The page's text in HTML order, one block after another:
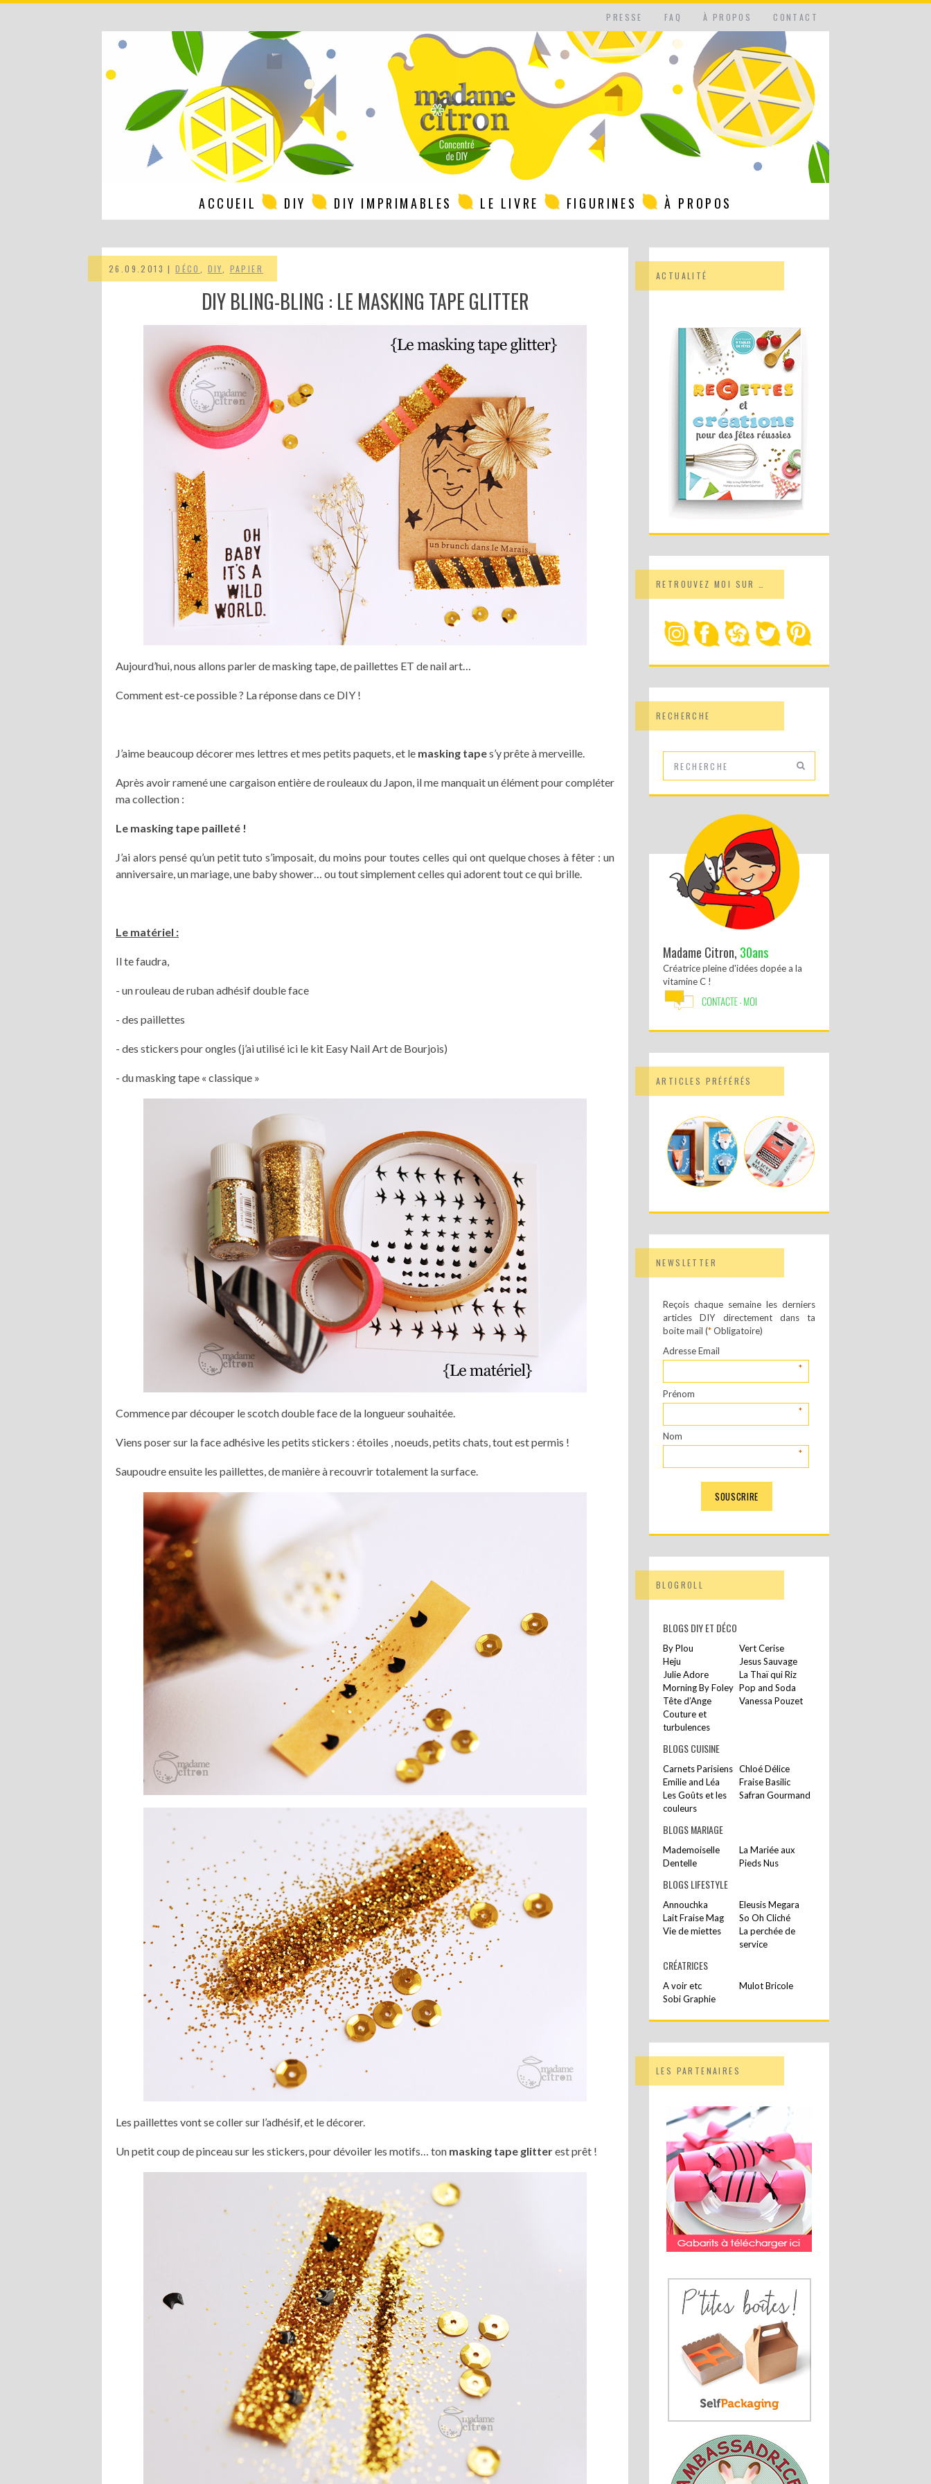
PRESSE FAQ À PROPOS CONTACT
ACCUEIL DIY DIY IMPRIMABLES LE LIVRE FIGURINES À PROPOS
26.09.2013 |DÉCO DIY PAPIER
DIY BLING-BLING : LE MASKING TAPE GLITTER
Aujourd’hui, nous allons parler de masking tape, de paillettes ET de nail art…
Comment est-ce possible ? La réponse dans ce DIY !
J’aime beaucoup décorer mes lettres et mes petits paquets, et le masking tapes’y prête à merveille.
Après avoir ramené une cargaison entière de rouleaux du Japon, il me manquait un élément pour compléter
ma collection :
Le masking tape pailleté !
J’ai alors pensé qu’un petit tuto s’imposait, du moins pour toutes celles qui ont quelque choses à fêter : un
anniversaire, un mariage, une baby shower… ou tout simplement celles qui adorent tout ce qui brille.
Le matériel :
Il te faudra,
- un rouleau de ruban adhésif double face
- des paillettes
- des stickers pour ongles (j’ai utilisé ici le kit Easy Nail Art de Bourjois)
- du masking tape « classique »
Commence par découper le scotch double face de la longueur souhaitée.
Viens poser sur la face adhésive les petits stickers : étoiles , noeuds, petits chats, tout est permis !
Saupoudre ensuite les paillettes, de manière à recouvrir totalement la surface.
Les paillettes vont se coller sur l’adhésif, et le décorer.
Un petit coup de pinceau sur les stickers, pour dévoiler les motifs… ton masking tape glitterest prêt !
ACTUALITÉ
RETROUVEZ MOI SUR …
RECHERCHE
Madame Citron, 30ans
Créatrice pleine d'idées dopée a la
vitamine C !
ARTICLES PRÉFÉRÉS
NEWSLETTER
Reçois chaque semaine les derniers
articles DIY directement dans ta
boite mail (*Obligatoire)
Adresse Email
*
Prénom
*
Nom
*
BLOGROLL
BLOGS DIY ET DÉCO
By Plou
Vert Cerise
Heju
Jesus Sauvage
Julie Adore
La Thaï qui Riz
Morning By Foley Pop and Soda
Tête d’Ange
Vanessa Pouzet
Couture et
turbulences
BLOGS CUISINE
Carnets Parisiens Chloé Délice
Emilie and Léa
Fraise Basilic
Les Goûts et les
couleurs
Safran Gourmand
BLOGS MARIAGE
Mademoiselle
Dentelle
La Mariée aux
Pieds Nus
BLOGS LIFESTYLE
Annouchka
Eleusis Megara
Lait Fraise Mag
So Oh Cliché
Vie de miettes
La perchée de
service
CRÉATRICES
A voir etc
Mulot Bricole
Sobi Graphie
LES PARTENAIRES